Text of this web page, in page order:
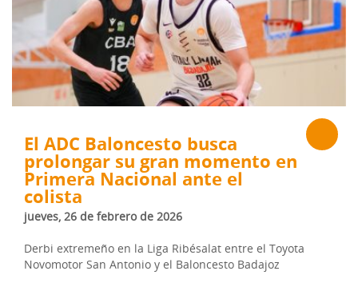
El ADC Baloncesto busca
prolongar su gran momento en
Primera Nacional ante el
colista
jueves, 26 de febrero de 2026
Derbi extremeño en la Liga Ribésalat entre el Toyota
Novomotor San Antonio y el Baloncesto Badajoz